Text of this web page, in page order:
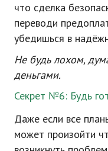
что сделка
переводи
убедишься в
Не будь лохом,
деньгами.
Секрет №6: Будь
Даже если все
может произойти